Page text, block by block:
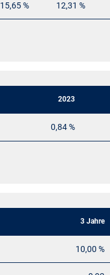
15,65 % 12,31 %
2023
0,84 %
3 Jahre
10,00 %